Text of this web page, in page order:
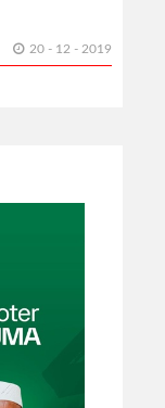
20 - 12 - 2019